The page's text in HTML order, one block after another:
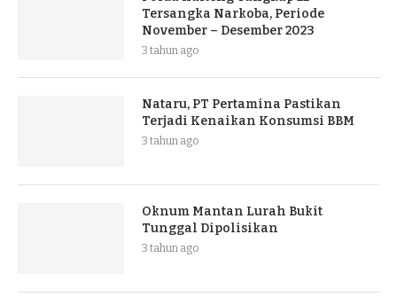
Tersangka Narkoba, Periode
November – Desember 2023
3 tahun ago
Nataru, PT Pertamina Pastikan
Terjadi Kenaikan Konsumsi BBM
3 tahun ago
Oknum Mantan Lurah Bukit
Tunggal Dipolisikan
3 tahun ago